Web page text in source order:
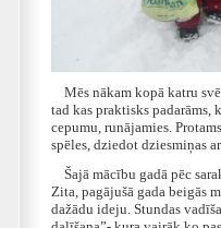
Mēs nākam kopā katru
tad kas praktisks padarāms,
cepumu, runājamies.
spēles, dziedot dziesmiņas
Šajā mācību gadā pēc
Zita, pagājušā gada beigās
dažādu ideju. Stundas